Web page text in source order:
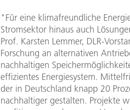
"Für eine klimafreundliche
Stromsektor hinaus auch
Prof. Karsten Lemmer, DLR-
Forschung an alternativen
nachhaltigen
effizientes Energiesystem.
der in Deutschland knapp 20
nachhaltiger gestalten. Projekte